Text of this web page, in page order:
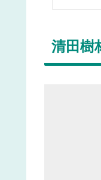
清田樹